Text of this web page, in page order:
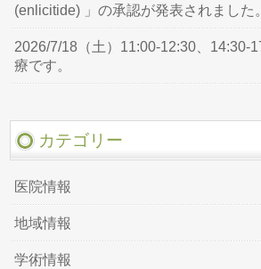
(enlicitide) 」の承認が発表されました。
2026/7/18（土）11:00-12:30、14:30-
療です。
カテゴリー
医院情報
地域情報
学術情報